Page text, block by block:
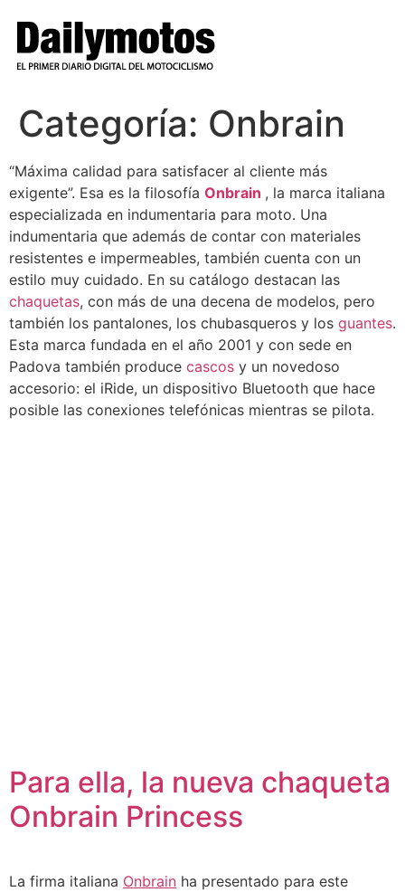
contenido
Categoría: Onbrain
“Máxima calidad para satisfacer al cliente más
exigente”. Esa es la filosofía Onbrain , la marca italiana
especializada en indumentaria para moto. Una
indumentaria que además de contar con materiales
resistentes e impermeables, también cuenta con un
estilo muy cuidado. En su catálogo destacan las
chaquetas, con más de una decena de modelos, pero
también los pantalones, los chubasqueros y los guantes.
Esta marca fundada en el año 2001 y con sede en
Padova también produce cascos y un novedoso
accesorio: el iRide, un dispositivo Bluetooth que hace
posible las conexiones telefónicas mientras se pilota.
Para ella, la nueva chaqueta
Onbrain Princess
La firma italiana Onbrain ha presentado para este